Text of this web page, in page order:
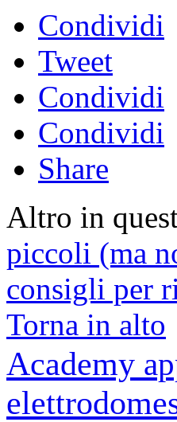
Condividi
Tweet
Condividi
Condividi
Share
Altro in
piccoli (ma
consigli per
Torna in alto
Academy